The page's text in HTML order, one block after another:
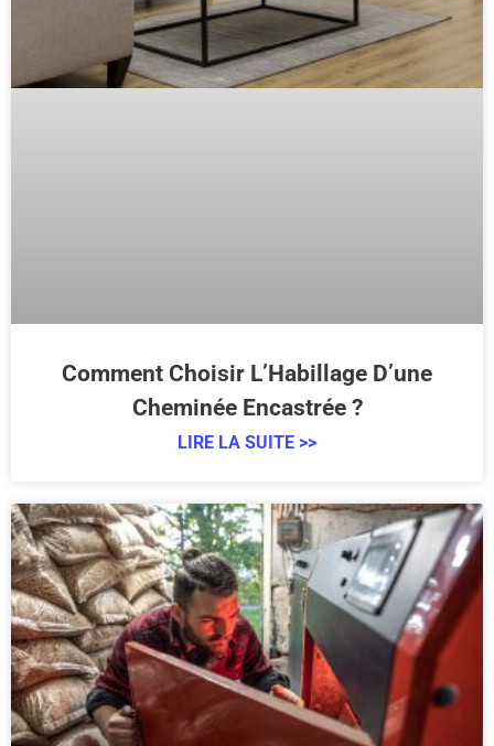
Comment Choisir L’Habillage D’une
Cheminée Encastrée ?
LIRE LA SUITE >>